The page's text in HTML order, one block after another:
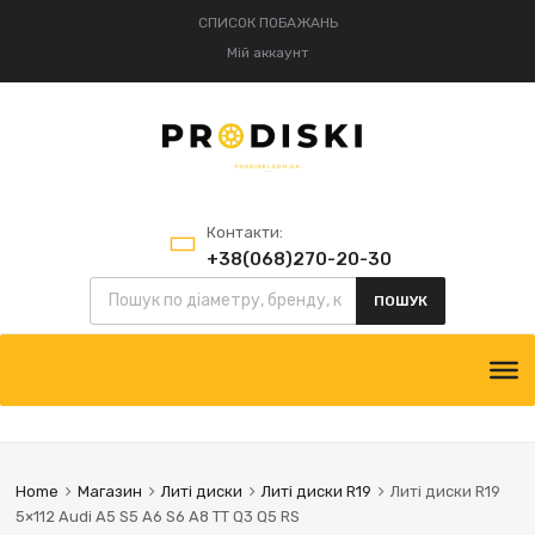
СПИСОК ПОБАЖАНЬ
Мій аккаунт
Контакти:
+38(068)270-20-30
+38(095)834-52-75
ПОШУК
Home Магазин Литі диски Литі диски R19
Литі диски R19
5×112 Audi A5 S5 A6 S6 A8 TT Q3 Q5 RS